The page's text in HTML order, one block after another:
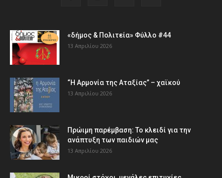
«δήμος & Πολιτεία» Φύλλο #44
13 Απριλίου 2026
“Η Αρμονία της Αταξίας” – χαϊκού
13 Απριλίου 2026
Πρώιμη παρέμβαση: Το κλειδί για την
ανάπτυξη των παιδιών µας
13 Απριλίου 2026